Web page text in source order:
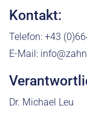
Kontakt:
Telefon: +43
E-Mail:
Dr. Michael Leu